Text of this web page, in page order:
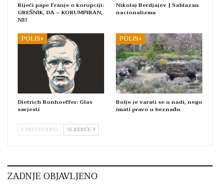
Riječi pape Franje o korupciji:
GREŠNIK, DA – KORUMPIRAN,
NE!
Nikolaj Berdjajev | Sablazan
nacionalizma
POLIS+
Dietrich Bonhoeffer: Glas
savjesti
POLIS+
Bolje je varati se u nadi, nego
imati pravo u beznađu
PRETHODNO SLJEDEĆE
ZADNJE OBJAVLJENO